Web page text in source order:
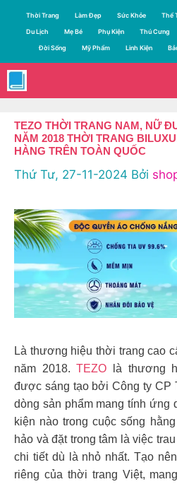
dung
Thời Trang Làm Đẹp Sức Khỏe Thể
Du Lịch Mẹ Bé Phụ Kiện Thú Cưng
Đời Sống Mỹ Phẩm Linh Kiện
TEZO THỜI TRANG NAM, NỮ
NĂM 2018 THỜI TRANG
HÀNG TRÊN TOÀN QUỐC
Thứ Tư, 27-11-2024 Bởi
Là thương hiệu thời trang cao
năm 2018.TEZO là thương
được sáng tạo bởi Công ty CP
dòng sản phẩm mang tính ứng
kiện nào trong cuộc sống
hảo và đặt trong tâm là việc
chi tiết dù là nhỏ nhất. Tạo
riêng của thời trang Việt,